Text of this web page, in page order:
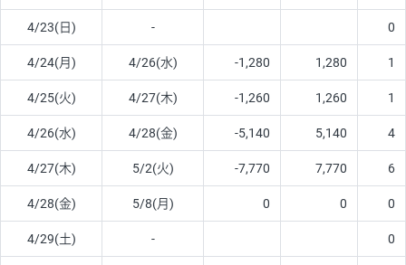
4/23(日) - 0
4/24(月) 4/26(水) -1,280 1,280 1
4/25(火) 4/27(木) -1,260 1,260 1
4/26(水) 4/28(金) -5,140 5,140 4
4/27(木) 5/2(火) -7,770 7,770 6
4/28(金) 5/8(月) 0 0 0
4/29(土) - 0